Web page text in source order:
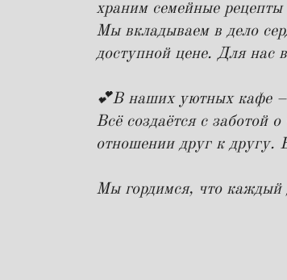
храним семейные
Мы вкладываем в дело
доступной цене. Для нас
💕В наших уютных кафе –
Всё создаётся с заботой
отношении друг к другу.
Мы гордимся, что каждый